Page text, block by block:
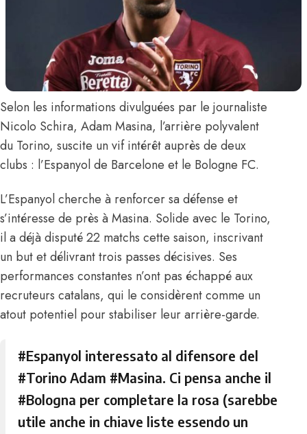
Selon les informations divulguées par le journaliste
Nicolo Schira, Adam Masina, l’arrière polyvalent
du Torino, suscite un vif intérêt auprès de deux
clubs : l’Espanyol de Barcelone et le Bologne FC.
L’Espanyol cherche à renforcer sa défense et
s’intéresse de près à Masina. Solide avec le Torino,
il a déjà disputé 22 matchs cette saison, inscrivant
un but et délivrant trois passes décisives. Ses
performances constantes n’ont pas échappé aux
recruteurs catalans, qui le considèrent comme un
atout potentiel pour stabiliser leur arrière-garde.
#Espanyol interessato al difensore del
#Torino Adam #Masina. Ci pensa anche il
#Bologna per completare la rosa (sarebbe
utile anche in chiave liste essendo un